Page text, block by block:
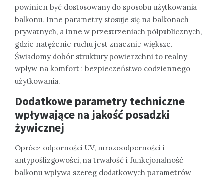
powinien być dostosowany do sposobu użytkowania
balkonu. Inne parametry stosuje się na balkonach
prywatnych, a inne w przestrzeniach półpublicznych,
gdzie natężenie ruchu jest znacznie większe.
Świadomy dobór struktury powierzchni to realny
wpływ na komfort i bezpieczeństwo codziennego
użytkowania.
Dodatkowe parametry techniczne
wpływające na jakość posadzki
żywicznej
Oprócz odporności UV, mrozoodporności i
antypoślizgowości, na trwałość i funkcjonalność
balkonu wpływa szereg dodatkowych parametrów